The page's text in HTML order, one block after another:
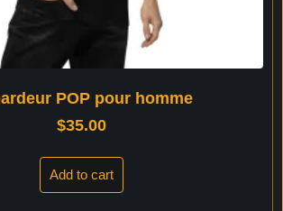
POP pour homme
$35.00
Add to cart